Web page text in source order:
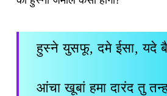
हुस्ने युसफू, दमे ईसा, यदे
आंचा खूबां हमा दारंद तु